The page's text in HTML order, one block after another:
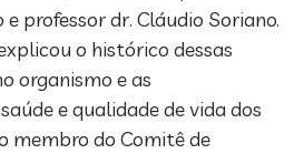
professor dr. Cláudio Soriano.
o histórico dessas
organismo e as
e qualidade de vida dos
membro do Comitê de